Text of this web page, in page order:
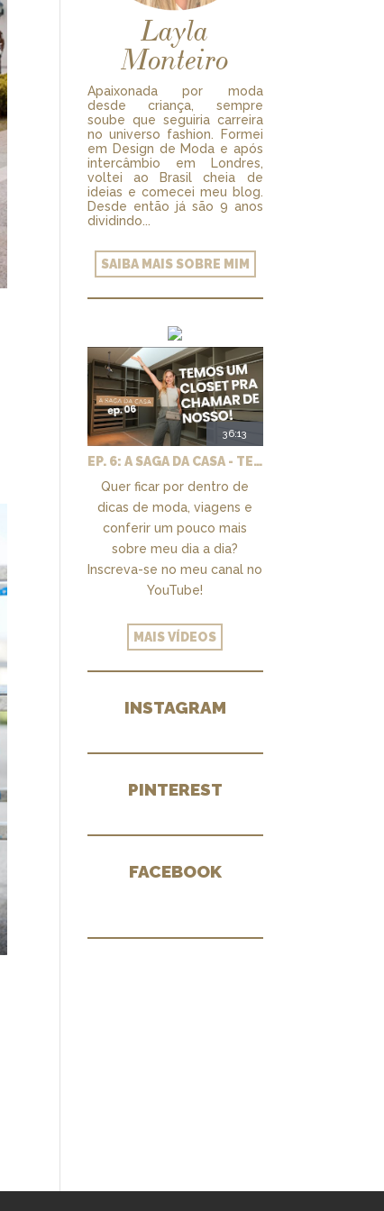
Layla
Monteiro
Apaixonada por moda
desde criança, sempre
soube que seguiria carreira
no universo fashion. Formei
em Design de Moda e após
intercâmbio em Londres,
voltei ao Brasil cheia de
ideias e comecei meu blog.
Desde então já são 9 anos
dividindo...
SAIBA MAIS SOBRE MIM
36:13
EP. 6: A SAGA DA CASA - TEMOS UM CLOSET PRA CHAMAR DE NOSSO + MARCENARIA E PAISAGISMO
Quer ficar por dentro de
dicas de moda, viagens e
conferir um pouco mais
sobre meu dia a dia?
Inscreva-se no meu canal no
YouTube!
MAIS VÍDEOS
INSTAGRAM
PINTEREST
FACEBOOK